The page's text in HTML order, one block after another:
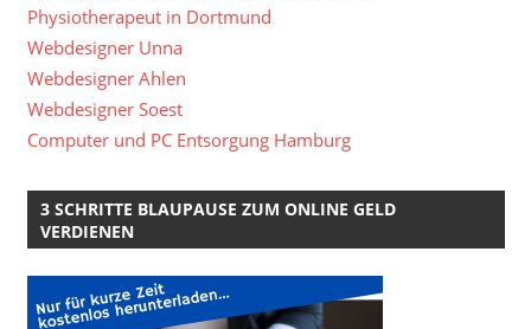
Physiotherapeut in Dortmund
Webdesigner Unna
Webdesigner Ahlen
Webdesigner Soest
Computer und PC Entsorgung Hamburg
3 SCHRITTE BLAUPAUSE ZUM ONLINE GELD
VERDIENEN